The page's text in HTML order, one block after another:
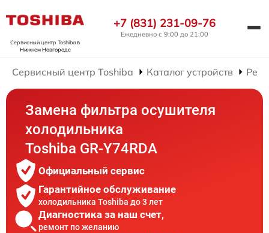
Сервисный центр Toshibaв
Нижнем Новгороде
+7 (831) 231-09-76
Ежедневно с 9:00 до 21:00
Сервисный центр Toshiba Каталог устройств
Замена фильтра осушителя
холодильника
Toshiba GR-Y74RDA
Официальный сервис
Гарантийное обслуживание
холодильника Toshiba до 3 лет
Диагностика за наш счет,
ремонт по желанию